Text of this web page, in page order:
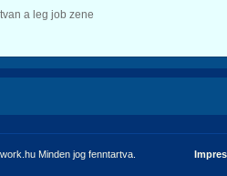
a leg job zene
Minden jog fenntartva.